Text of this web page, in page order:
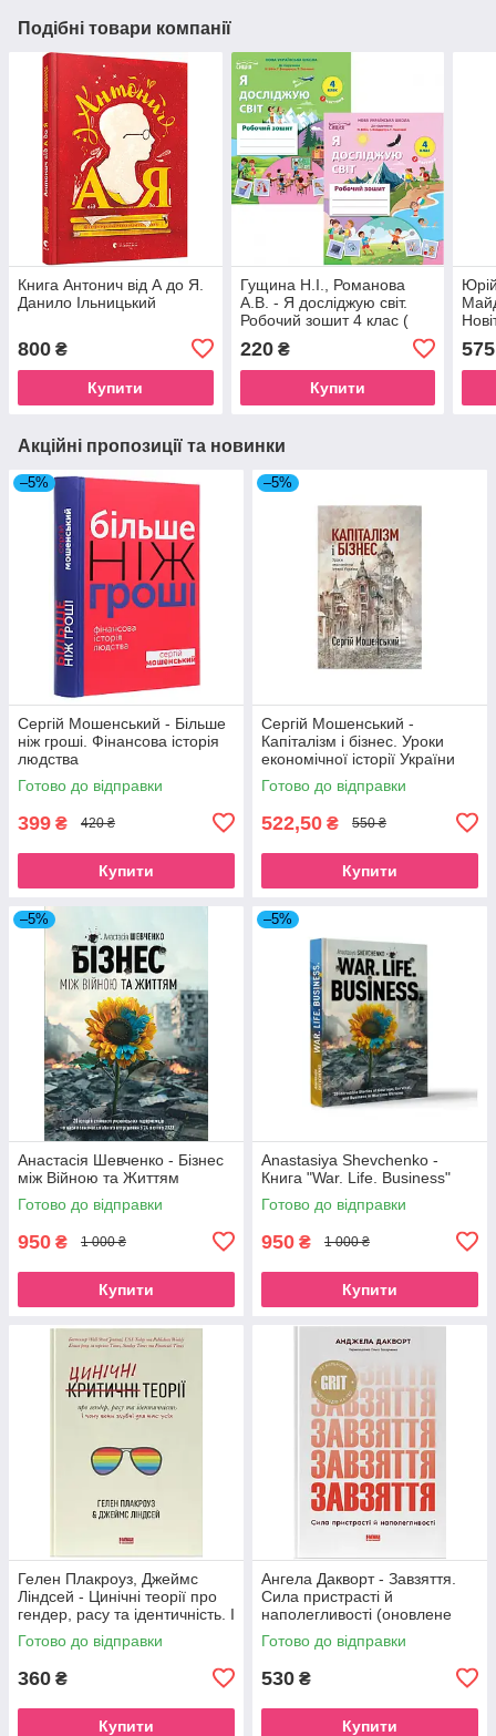
Подібні товари компанії
Книга Антонич від А до Я.
Данило Ільницький
800 ₴
Купити
Гущина Н.І., Романова
А.В. - Я досліджую світ.
Робочий зошит 4 клас (
комплект з 2х частин ) (до
підр.Бібік Н.П.) ( видання
2026 )
220₴
Купити
575
Акційні пропозиції та новинки
–5%
Сергій Мошенський - Більше
ніж гроші. Фінансова історія
людства
Готово до відправки
399 ₴ 420 ₴
Купити
–5%
Сергій Мошенський -
Капіталізм і бізнес. Уроки
економічної історії України
Готово до відправки
522,50 ₴ 550 ₴
Купити
–5%
Анастасія Шевченко - Бізнес
між Війною та Життям
Готово до відправки
950 ₴ 1 000 ₴
Купити
–5%
Anastasiya Shevchenko -
Книга "War. Life. Business"
Готово до відправки
950 ₴ 1 000 ₴
Купити
Гелен Плакроуз, Джеймс
Ліндсей - Цинічні теорії про
гендер, расу та ідентичність. І
чому вони згубні для нас усіх
Готово до відправки
360 ₴
Купити
Ангела Дакворт - Завзяття.
Сила пристрасті й
наполегливості (оновлене
видання)
Готово до відправки
530 ₴
Купити